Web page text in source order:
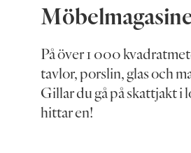
På över 1 000
tavlor, porslin, glas och
Gillar du gå på skattjakt i
hittar en!